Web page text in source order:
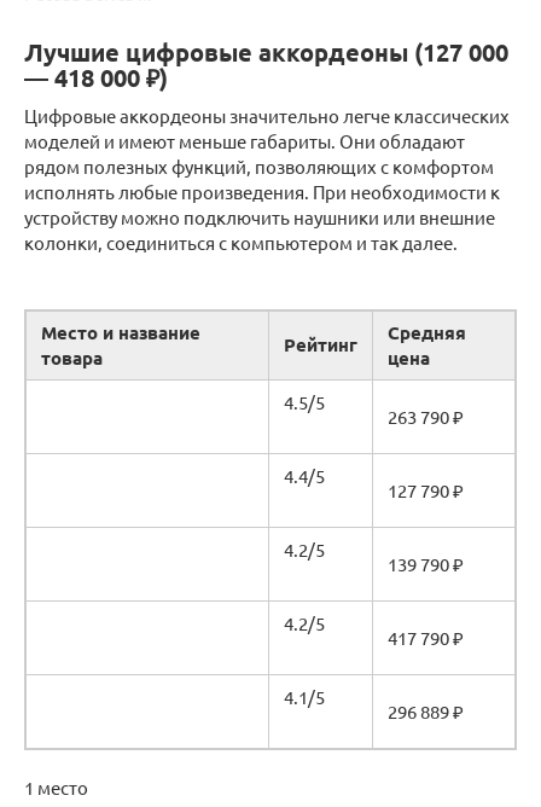
Лучшие цифровые аккордеоны (127 000
— 418 000 ₽)
Цифровые аккордеоны значительно легче классических
моделей и имеют меньше габариты. Они обладают
рядом полезных функций, позволяющих с комфортом
исполнять любые произведения. При необходимости к
устройству можно подключить наушники или внешние
колонки, соединиться с компьютером и так далее.
Место и название
товара
Рейтинг
Средняя
цена
4.5/5
263 790 ₽
4.4/5
127 790 ₽
4.2/5
139 790 ₽
4.2/5
417 790 ₽
4.1/5
296 889 ₽
1 место